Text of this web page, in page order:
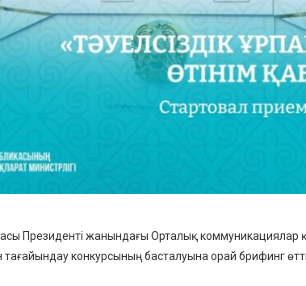
Президенті жанындағы Орталық коммуникациялар
конкурсының басталуына орай брифинг өтті.